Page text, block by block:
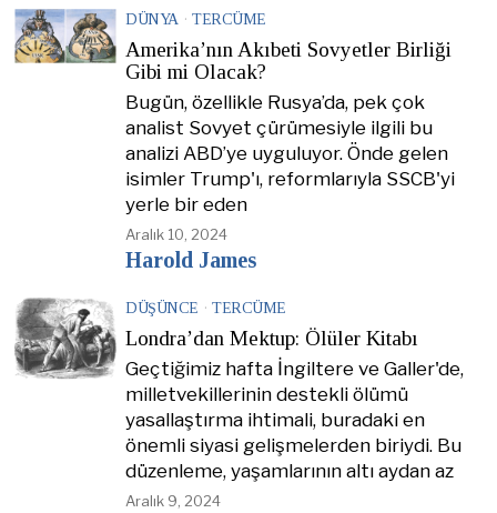
DÜNYA · TERCÜME
Amerika’nın Akıbeti Sovyetler Birliği
Gibi mi Olacak?
Bugün, özellikle Rusya’da, pek çok
analist Sovyet çürümesiyle ilgili bu
analizi ABD’ye uyguluyor. Önde gelen
isimler Trump'ı, reformlarıyla SSCB'yi
yerle bir eden
Aralık 10, 2024
Harold James
DÜŞÜNCE · TERCÜME
Londra’dan Mektup: Ölüler Kitabı
Geçtiğimiz hafta İngiltere ve Galler'de,
milletvekillerinin destekli ölümü
yasallaştırma ihtimali, buradaki en
önemli siyasi gelişmelerden biriydi. Bu
düzenleme, yaşamlarının altı aydan az
Aralık 9, 2024